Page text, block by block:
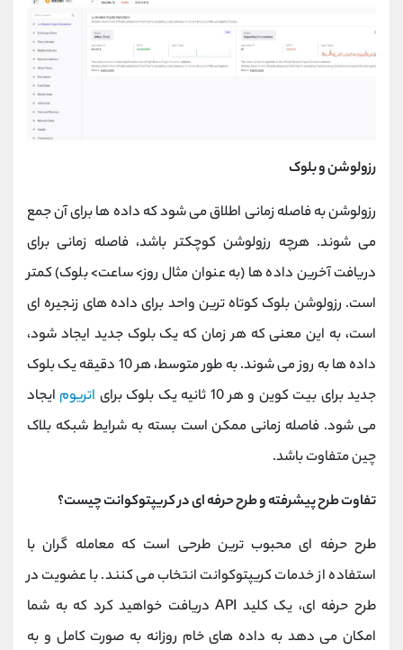
رزولوشن و بلوک
رزولوشن به فاصله زمانی اطلاق می شود که داده ها برای آن جمع
می شوند. هرچه رزولوشن کوچکتر باشد، فاصله زمانی برای
دریافت آخرین داده ها (به عنوان مثال روز> ساعت> بلوک) کمتر
است. رزولوشن بلوک کوتاه ترین واحد برای داده های زنجیره ای
است، به این معنی که هر زمان که یک بلوک جدید ایجاد شود،
داده ها به روز می شوند. به طور متوسط، هر 10 دقیقه یک بلوک
جدید برای بیت کوین و هر 10 ثانیه یک بلوک برای
اتریوم ایجاد
می شود. فاصله زمانی ممکن است بسته به شرایط شبکه بلاک
چین متفاوت باشد.
تفاوت طرح پیشرفته و طرح حرفه ای در کریپتوکوانت چیست؟
طرح حرفه ای محبوب ترین طرحی است که معامله گران با
استفاده از خدمات کریپتوکوانت انتخاب می کنند. با عضویت در
طرح حرفه ای، یک کلید API دریافت خواهید کرد که به شما
امکان می دهد به داده های خام روزانه به صورت کامل و به